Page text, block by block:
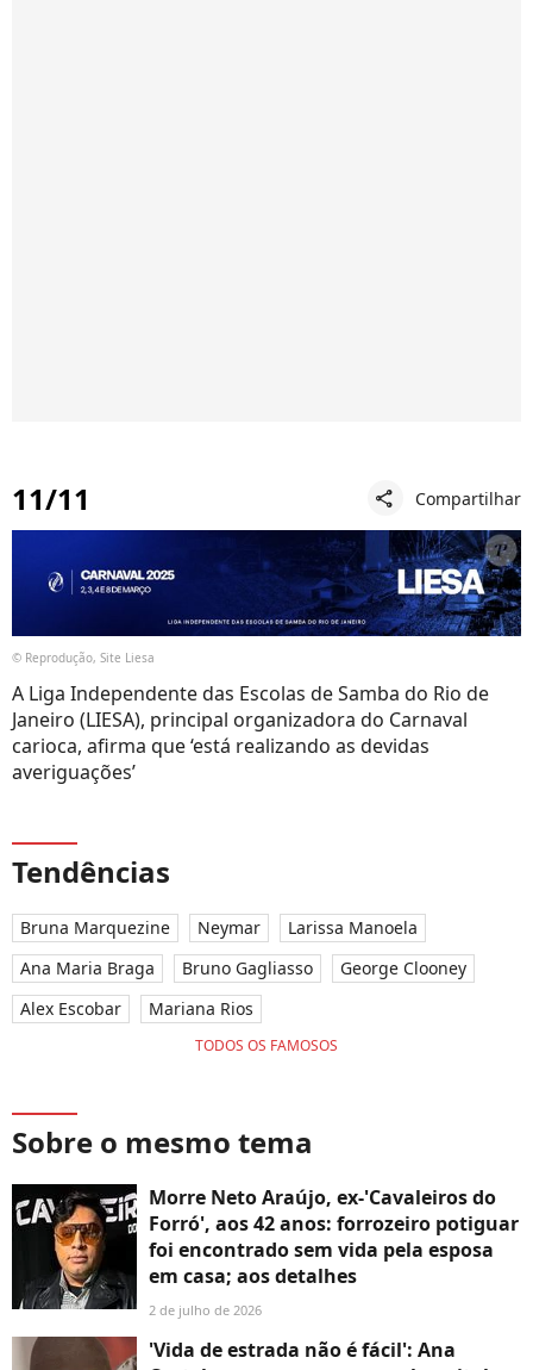
11/11 share Compartilhar
© Reprodução, Site Liesa
A Liga Independente das Escolas de Samba do Rio de
Janeiro (LIESA), principal organizadora do Carnaval
carioca, afirma que ‘está realizando as devidas
averiguações’
Tendências
Bruna Marquezine Neymar
Larissa Manoela
Ana Maria Braga
Bruno Gagliasso
George Clooney
Alex Escobar
Mariana Rios
TODOS OS FAMOSOS
Sobre o mesmo tema
Morre Neto Araújo, ex-'Cavaleiros do
Forró', aos 42 anos: forrozeiro potiguar
foi encontrado sem vida pela esposa
em casa; aos detalhes
2 de julho de 2026
'Vida de estrada não é fácil': Ana